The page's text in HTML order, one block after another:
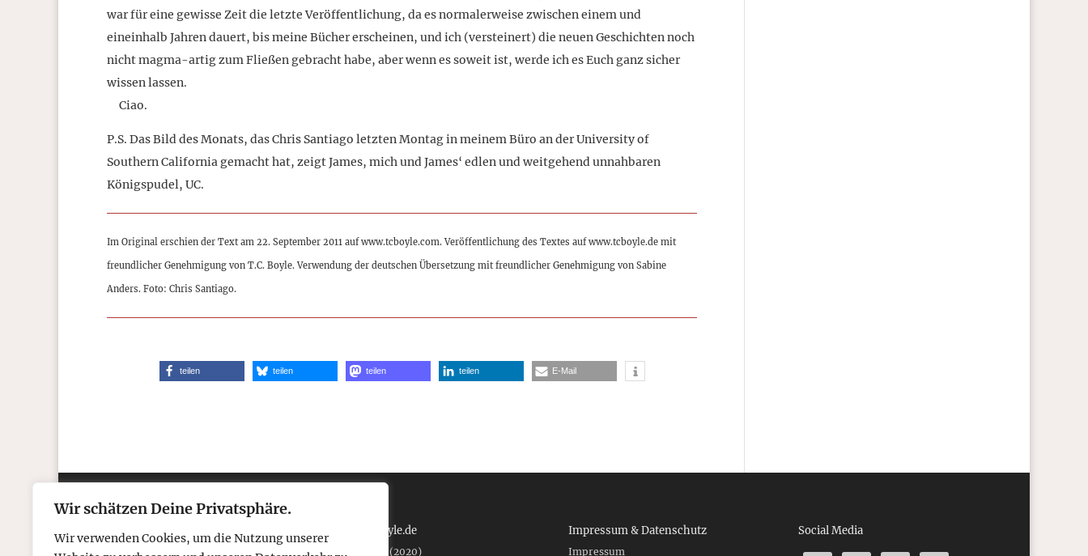
Wir schätzen Deine Privatsphäre.
Wir verwenden Cookies, um die Nutzung unserer
war für eine gewisse Zeit die letzte Veröffentlichung, da es normalerweise zwischen einem und
eineinhalb Jahren dauert, bis meine Bücher erscheinen, und ich (versteinert) die neuen Geschichten noch
nicht magma-artig zum Fließen gebracht habe, aber wenn es soweit ist, werde ich es Euch ganz sicher
wissen lassen.
Ciao.
P.S. Das Bild des Monats, das Chris Santiago letzten Montag in meinem Büro an der University of
Southern California gemacht hat, zeigt James, mich und James‘ edlen und weitgehend unnahbaren
Königspudel, UC.
Im Original erschien der Text am 22. September 2011 auf www.tcboyle.com. Veröffentlichung des Textes auf www.tcboyle.de mit
freundlicher Genehmigung von T.C. Boyle. Verwendung der deutschen Übersetzung mit freundlicher Genehmigung von Sabine
Anders. Foto: Chris Santiago.
teilen teilen teilen teilen E-Mail
Kontakt
Telefon: 05306 912 418
Über tcboyle.de
Refreshed (2020)
Impressum & Datenschutz
Impressum
Social Media